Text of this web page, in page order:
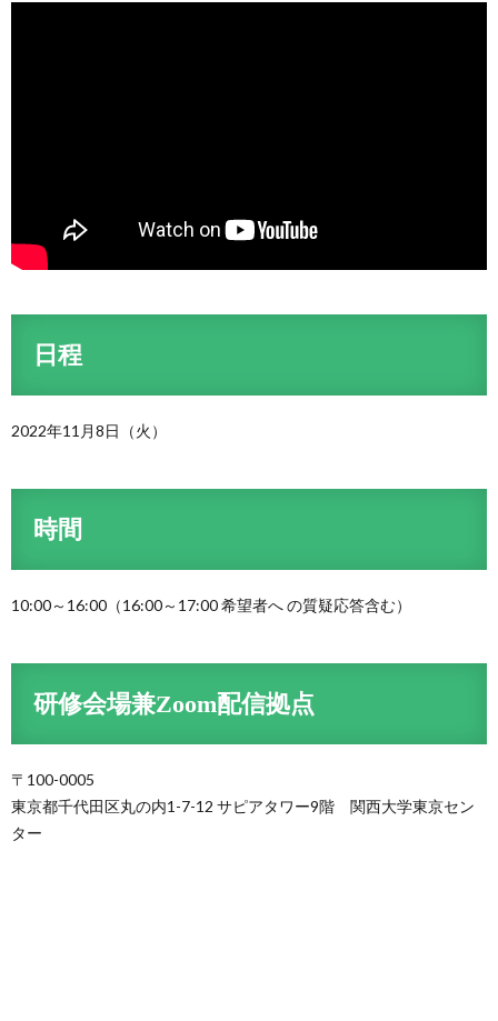
日程
2022年11月8日（火）
時間
10:00～16:00（16:00～17:00 希望者へ の質疑応答含む）
研修会場兼Zoom配信拠点
〒100-0005
東京都千代田区丸の内1-7-12 サピアタワー9階 関西大学東京セン
ター